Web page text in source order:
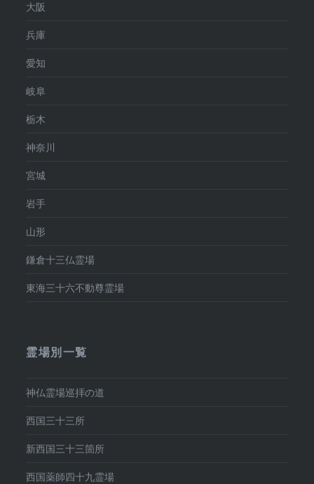
大阪
兵庫
愛知
岐阜
栃木
神奈川
宮城
岩手
山形
鎌倉十三仏霊場
東海三十六不動尊霊場
霊場別一覧
神仏霊場巡拝の道
西国三十三所
新西国三十三箇所
西国薬師四十九霊場